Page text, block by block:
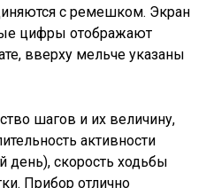
с ремешком. Экран
цифры отображают
вверху мельче указаны
шагов и их величину,
активности
скорость ходьбы
Прибор отлично